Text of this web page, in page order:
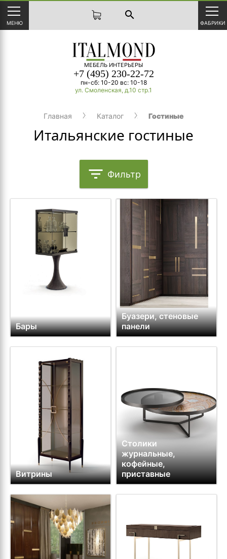
МЕНЮ
search
ФАБРИКИ
МЕБЕЛЬ ИНТЕРЬЕРЫ
+7 (495) 230-22-72
пн-сб: 10-20 вс: 10-18
ул. Смоленская, д.10 стр.1
Главная Каталог Гостиные
Итальянские гостиные
filter_list Фильтр
Бары
Буазери, стеновые
панели
Витрины
Столики
журнальные,
кофейные,
приставные